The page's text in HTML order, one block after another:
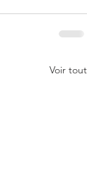
Voir tout